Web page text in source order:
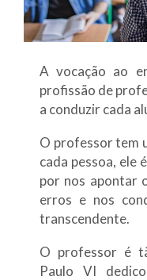
A vocação ao
profissão de
a conduzir cada
O professor tem
cada pessoa, ele
por nos apontar
erros e nos
transcendente.
O professor é
Paulo VI